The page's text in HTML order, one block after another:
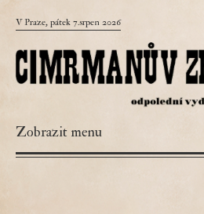
V Praze, pátek 7.srpen 2026
Zobrazit menu